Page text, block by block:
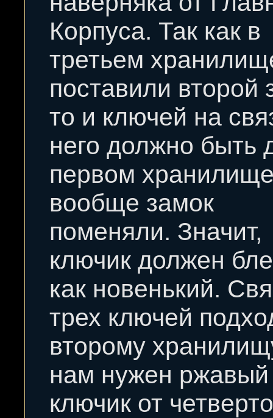
Корпуса. Так как в
третьем
поставили второй
то и ключей на
него должно быть
первом
вообще замок
поменяли. Значит,
ключик должен
как новенький.
трех ключей
второму
нам нужен ржавый
ключик от